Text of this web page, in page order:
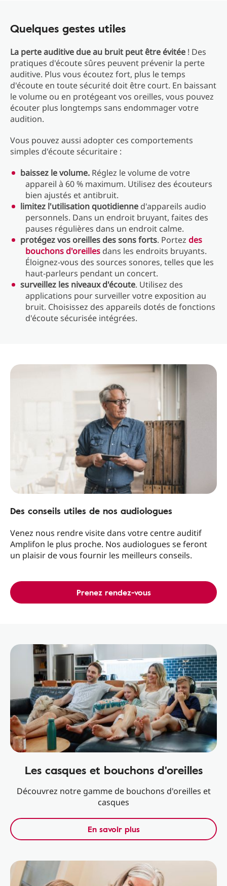
Quelques gestes utiles
La perte auditive due au bruit peut être évitée ! Des
pratiques d'écoute sûres peuvent prévenir la perte
auditive. Plus vous écoutez fort, plus le temps
d'écoute en toute sécurité doit être court. En baissant
le volume ou en protégeant vos oreilles, vous pouvez
écouter plus longtemps sans endommager votre
audition.
Vous pouvez aussi adopter ces comportements
simples d'écoute sécuritaire :
baissez le volume. Réglez le volume de votre
appareil à 60 % maximum. Utilisez des écouteurs
bien ajustés et antibruit.
limitez l'utilisation quotidienne d'appareils audio
personnels. Dans un endroit bruyant, faites des
pauses régulières dans un endroit calme.
protégez vos oreilles des sons forts. Portez des
bouchons d'oreilles dans les endroits bruyants.
Éloignez-vous des sources sonores, telles que les
haut-parleurs pendant un concert.
surveillez les niveaux d'écoute. Utilisez des
applications pour surveiller votre exposition au
bruit. Choisissez des appareils dotés de fonctions
d'écoute sécurisée intégrées.
Des conseils utiles de nos audiologues
Venez nous rendre visite dans votre centre auditif
Amplifon le plus proche. Nos audiologues se feront
un plaisir de vous fournir les meilleurs conseils.
Prenez rendez-vous
Les casques et bouchons d'oreilles
Découvrez notre gamme de bouchons d'oreilles et
casques
En savoir plus